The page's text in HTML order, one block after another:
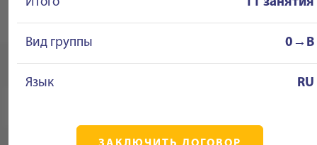
Вид группы 0→B
Язык RU